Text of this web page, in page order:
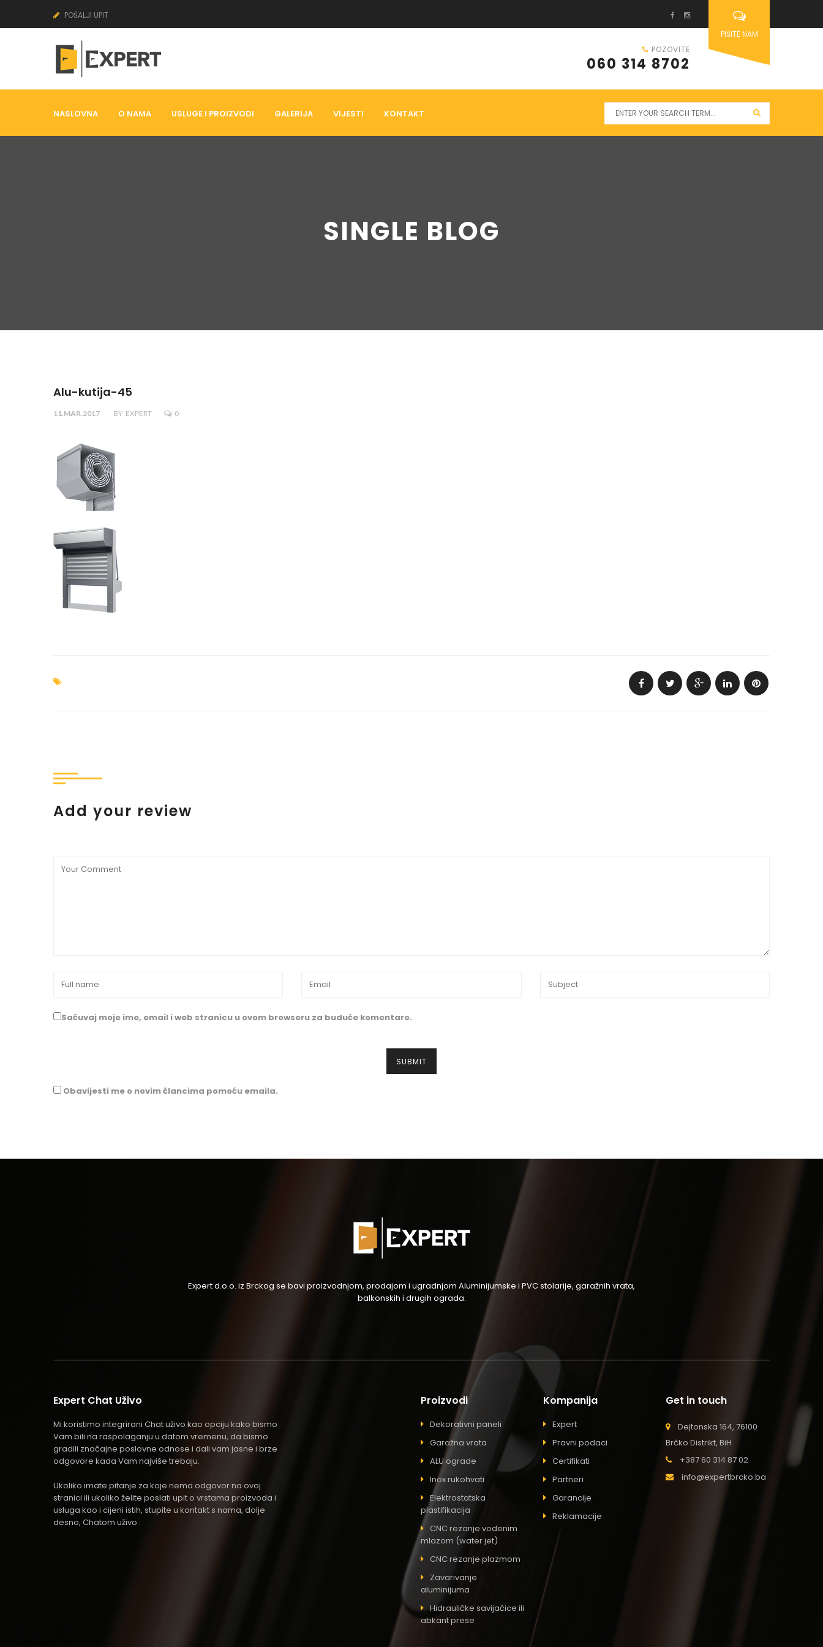
POŠALJI UPIT
POZOVITE
060 314 8702
PIŠITE NAM
NASLOVNA O NAMA USLUGE I PROIZVODI GALERIJA VIJESTI KONTAKT
SINGLE BLOG
Alu-kutija-45
11.MAR.2017 BY EXPERT 0
Add your review
Sačuvaj moje ime, email i web stranicu u ovom browseru za buduće komentare.
Obavijesti me o novim člancima pomoću emaila.
Expert d.o.o. iz Brckog se bavi proizvodnjom, prodajom i ugradnjom Aluminijumske i PVC stolarije, garažnih vrata,
balkonskih i drugih ograda.
Expert Chat Uživo
Mi koristimo integrirani Chat uživo kao opciju kako bismo
Vam bili na raspolaganju u datom vremenu, da bismo
gradili značajne poslovne odnose i dali vam jasne i brze
odgovore kada Vam najviše trebaju.
Ukoliko imate pitanje za koje nema odgovor na ovoj
stranici ili ukoliko želite poslati upit o vrstama proizvoda i
usluga kao i cijeni istih, stupite u kontakt s nama, dolje
desno, Chatom uživo .
Proizvodi
Dekorativni paneli
Garažna vrata
ALU ograde
Inox rukohvati
Elektrostatska
plastifikacija
CNC rezanje vodenim
mlazom (water jet)
CNC rezanje plazmom
Zavarivanje
aluminijuma
Hidrauličke savijačice ili
abkant prese
Kompanija
Expert
Pravni podaci
Certifikati
Partneri
Garancije
Reklamacije
Get in touch
Dejtonska 164, 76100
Brčko Distrikt, BiH
+387 60 314 87 02
info@expertbrcko.ba